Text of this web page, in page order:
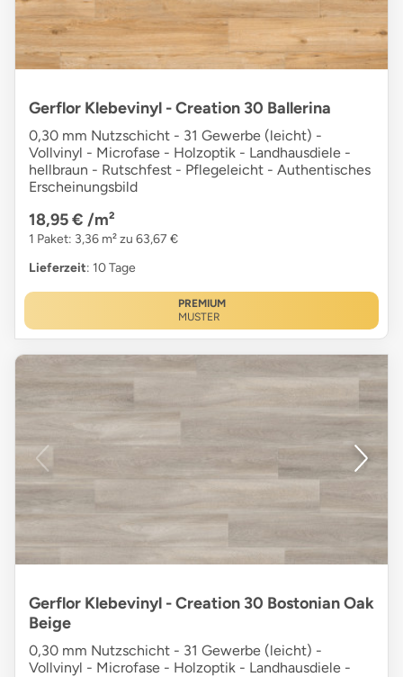
Gerflor Klebevinyl - Creation 30 Ballerina
0,30 mm Nutzschicht - 31 Gewerbe (leicht) -
Vollvinyl - Microfase - Holzoptik - Landhausdiele -
hellbraun - Rutschfest - Pflegeleicht - Authentisches
Erscheinungsbild
18,95 € /m²
1 Paket: 3,36 m² zu 63,67 €
Lieferzeit: 10 Tage
PREMIUM
MUSTER
Gerflor Klebevinyl - Creation 30 Bostonian Oak
Beige
0,30 mm Nutzschicht - 31 Gewerbe (leicht) -
Vollvinyl - Microfase - Holzoptik - Landhausdiele -